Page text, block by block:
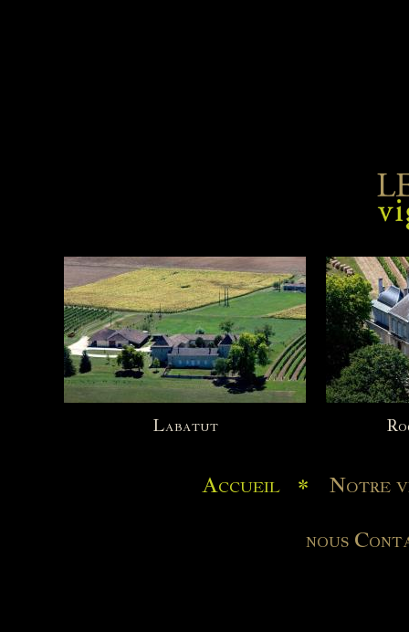
Labatut
Accueil Notre
nous